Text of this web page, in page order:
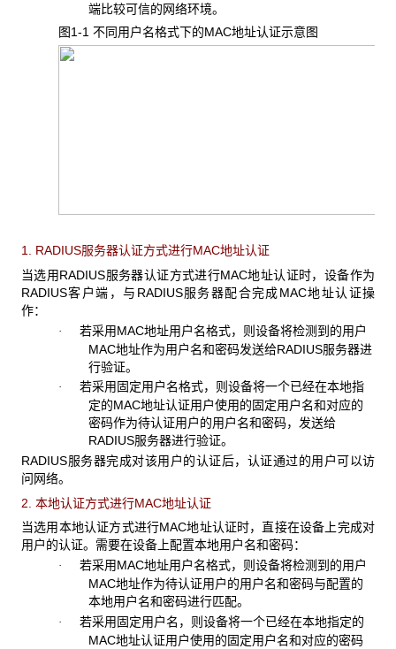
端比较可信的网络环境。
图1-1 不同用户名格式下的MAC地址认证示意图
1. RADIUS服务器认证方式进行MAC地址认证
当选用RADIUS服务器认证方式进行MAC地址认证时，设备作为
RADIUS客户端，与RADIUS服务器配合完成MAC地址认证操
作：
· 若采用MAC地址用户名格式，则设备将检测到的用户
MAC地址作为用户名和密码发送给RADIUS服务器进
行验证。
· 若采用固定用户名格式，则设备将一个已经在本地指
定的MAC地址认证用户使用的固定用户名和对应的
密码作为待认证用户的用户名和密码，发送给
RADIUS服务器进行验证。
RADIUS服务器完成对该用户的认证后，认证通过的用户可以访
问网络。
2. 本地认证方式进行MAC地址认证
当选用本地认证方式进行MAC地址认证时，直接在设备上完成对
用户的认证。需要在设备上配置本地用户名和密码：
· 若采用MAC地址用户名格式，则设备将检测到的用户
MAC地址作为待认证用户的用户名和密码与配置的
本地用户名和密码进行匹配。
· 若采用固定用户名，则设备将一个已经在本地指定的
MAC地址认证用户使用的固定用户名和对应的密码